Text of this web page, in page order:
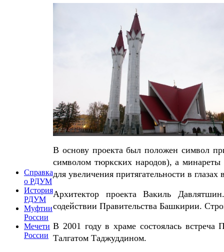
Справка
о РДУМ
История
РДУМ
Муфтии
России
Мечети
России
В основу проекта был положен символ
символом тюркских народов), а
для увеличения притягательности в
Архитектор проекта Вакиль
содействии Правительства Башкирии.
В 2001 году в храме состоялась
Талгатом Таджуддином.